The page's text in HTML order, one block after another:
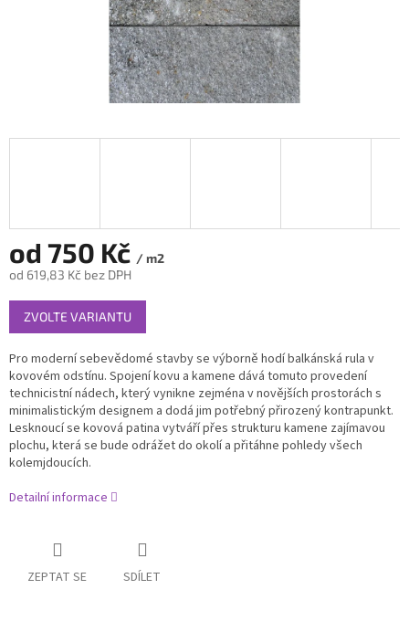
od 750 Kč / m2
od 619,83 Kč bez DPH
Měrná
cena:
ZVOLTE VARIANTU
Pro moderní sebevědomé stavby se výborně hodí balkánská rula v
kovovém odstínu. Spojení kovu a kamene dává tomuto provedení
technicistní nádech, který vynikne zejména v novějších prostorách s
minimalistickým designem a dodá jim potřebný přirozený kontrapunkt.
Lesknoucí se kovová patina vytváří přes strukturu kamene zajímavou
plochu, která se bude odrážet do okolí a přitáhne pohledy všech
kolemjdoucích.
Detailní informace
ZEPTAT SE SDÍLET